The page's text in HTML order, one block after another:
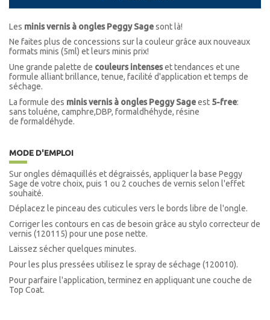
Les minis vernis à ongles Peggy Sagesont là!
Ne faites plus de concessions sur la couleur grâce aux nouveaux
formats minis (5ml) et leurs minis prix!
Une grande palette de couleurs intenseset tendances et une
formule alliant brillance, tenue, facilité d'application et temps de
séchage.
La formule des minis vernis à ongles Peggy Sageest 5-free:
sans toluéne, camphre,DBP, formaldhéhyde, résine
de formaldéhyde.
MODE D'EMPLOI
Sur ongles démaquillés et dégraissés, appliquer la base Peggy
Sage de votre choix, puis 1 ou 2 couches de vernis selon l'effet
souhaité.
Déplacez le pinceau des cuticules vers le bords libre de l'ongle.
Corriger les contours en cas de besoin grâce au stylo correcteur de
vernis (120115) pour une pose nette.
Laissez sécher quelques minutes.
Pour les plus pressées utilisez le spray de séchage (120010).
Pour parfaire l'application, terminez en appliquant une couche de
Top Coat.